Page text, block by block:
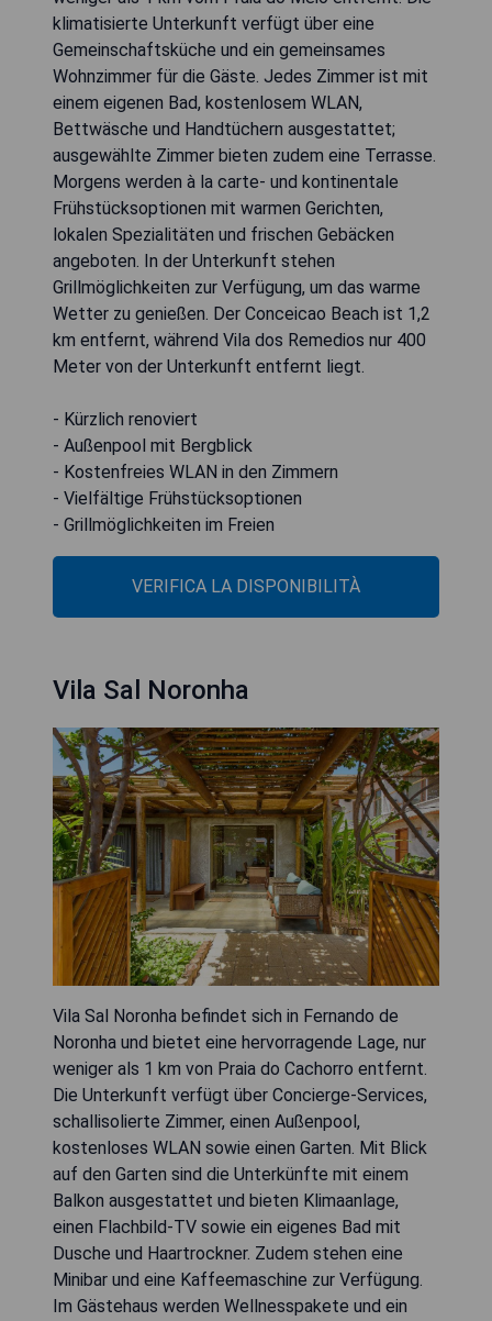
klimatisierte Unterkunft verfügt über eine
Gemeinschaftsküche und ein gemeinsames
Wohnzimmer für die Gäste. Jedes Zimmer ist mit
einem eigenen Bad, kostenlosem WLAN,
Bettwäsche und Handtüchern ausgestattet;
ausgewählte Zimmer bieten zudem eine Terrasse.
Morgens werden à la carte- und kontinentale
Frühstücksoptionen mit warmen Gerichten,
lokalen Spezialitäten und frischen Gebäcken
angeboten. In der Unterkunft stehen
Grillmöglichkeiten zur Verfügung, um das warme
Wetter zu genießen. Der Conceicao Beach ist 1,2
km entfernt, während Vila dos Remedios nur 400
Meter von der Unterkunft entfernt liegt.
- Kürzlich renoviert
- Außenpool mit Bergblick
- Kostenfreies WLAN in den Zimmern
- Vielfältige Frühstücksoptionen
- Grillmöglichkeiten im Freien
VERIFICA LA DISPONIBILITÀ
Vila Sal Noronha
Vila Sal Noronha befindet sich in Fernando de
Noronha und bietet eine hervorragende Lage, nur
weniger als 1 km von Praia do Cachorro entfernt.
Die Unterkunft verfügt über Concierge-Services,
schallisolierte Zimmer, einen Außenpool,
kostenloses WLAN sowie einen Garten. Mit Blick
auf den Garten sind die Unterkünfte mit einem
Balkon ausgestattet und bieten Klimaanlage,
einen Flachbild-TV sowie ein eigenes Bad mit
Dusche und Haartrockner. Zudem stehen eine
Minibar und eine Kaffeemaschine zur Verfügung.
Im Gästehaus werden Wellnesspakete und ein